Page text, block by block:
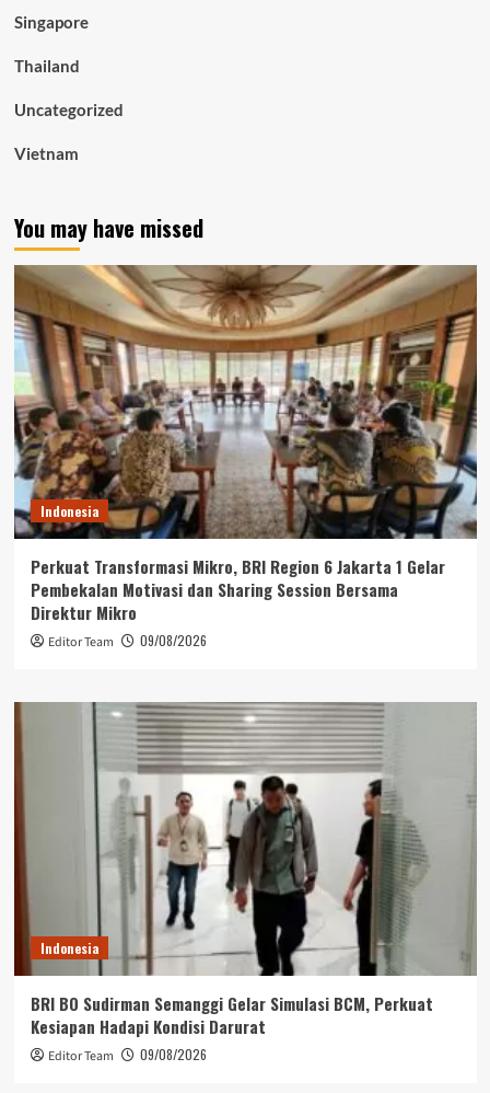
Singapore
Thailand
Uncategorized
Vietnam
You may have missed
Indonesia
Perkuat Transformasi Mikro, BRI Region 6 Jakarta 1 Gelar
Pembekalan Motivasi dan Sharing Session Bersama
Direktur Mikro
Editor Team 09/08/2026
Indonesia
BRI BO Sudirman Semanggi Gelar Simulasi BCM, Perkuat
Kesiapan Hadapi Kondisi Darurat
Editor Team 09/08/2026